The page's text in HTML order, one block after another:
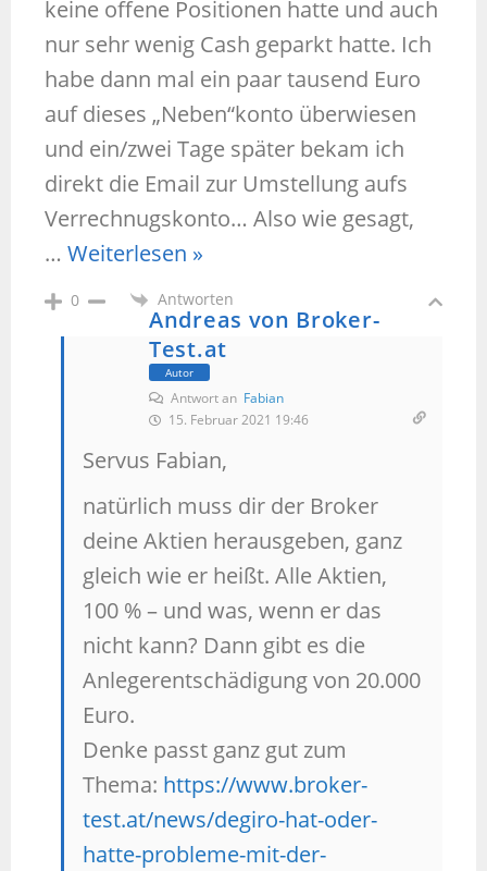
keine offene Positionen hatte und auch
nur sehr wenig Cash geparkt hatte. Ich
habe dann mal ein paar tausend Euro
auf dieses „Neben“konto überwiesen
und ein/zwei Tage später bekam ich
direkt die Email zur Umstellung aufs
Verrechnugskonto… Also wie gesagt,
… Weiterlesen »
0 Antworten
Andreas von Broker-
Test.at
Autor
Antwort an Fabian
15. Februar 2021 19:46
Servus Fabian,
natürlich muss dir der Broker
deine Aktien herausgeben, ganz
gleich wie er heißt. Alle Aktien,
100 % – und was, wenn er das
nicht kann? Dann gibt es die
Anlegerentschädigung von 20.000
Euro.
Denke passt ganz gut zum
Thema: https://www.broker-
test.at/news/degiro-hat-oder-
hatte-probleme-mit-der-